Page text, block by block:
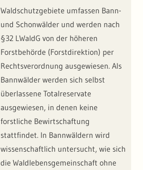
Waldschutzgebiete umfassen Bann-
und Schonwälder und werden nach
§32 LWaldG von der höheren
Forstbehörde (Forstdirektion) per
Rechtsverordnung ausgewiesen. Als
Bannwälder werden sich selbst
überlassene Totalreservate
ausgewiesen, in denen keine
forstliche Bewirtschaftung
stattfindet. In Bannwäldern wird
wissenschaftlich untersucht, wie sich
die Waldlebensgemeinschaft ohne